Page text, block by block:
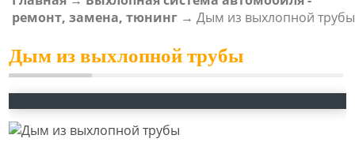
ВЫ ЗДЕСЬ
ремонт, замена, тюнинг → Дым из выхлопной трубы
Дым из выхлопной трубы